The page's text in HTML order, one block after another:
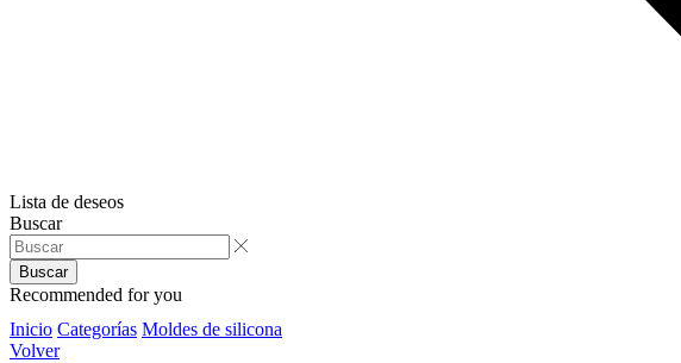
Lista de deseos
Buscar
Buscar
Recommended for you
Inicio Categorías Moldes de silicona
Volver